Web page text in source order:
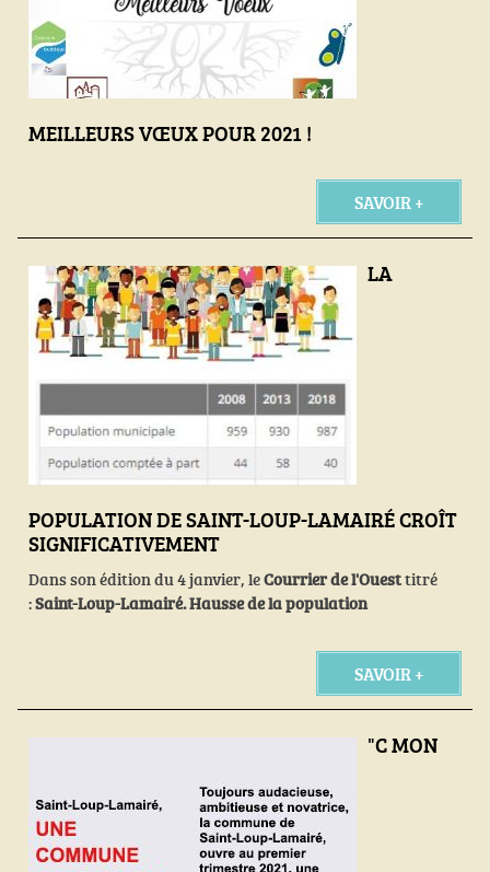
MEILLEURS VŒUX POUR 2021 !
SAVOIR +
LA
POPULATION DE SAINT-LOUP-LAMAIRÉ CROÎT
SIGNIFICATIVEMENT
Dans son édition du 4 janvier, leCourrier de l'Ouesttitré
:Saint-Loup-Lamairé. Hausse de la population
SAVOIR +
"C MON